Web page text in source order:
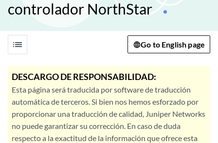
controlador NorthStar
list Go to English page
DESCARGO DE RESPONSABILIDAD:
Esta página será traducida por software de traducción
automática de terceros. Si bien nos hemos esforzado por
proporcionar una traducción de calidad, Juniper Networks
no puede garantizar su corrección. En caso de duda
respecto a la exactitud de la información que ofrece esta